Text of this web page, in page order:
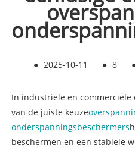
● 2025-10-11 ● 8
In industriële en commerciële
van de juiste keuze
onderspanningsbeschermers
beschermen en een stabiele